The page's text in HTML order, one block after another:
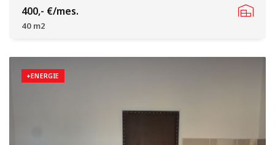
Hospodárska, Trnava
400,- €/mes.
40 m2
+ENERGIE